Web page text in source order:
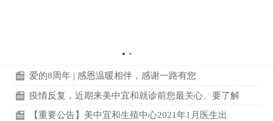
爱的8周年 | 感恩温暖相伴，感谢一路有您
疫情反复，近期来美中宜和就诊前您最关心、要了解
【重要公告】美中宜和生殖中心2021年1月医生出